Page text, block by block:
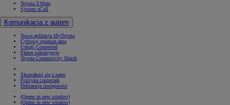
Toyota T-Mate
System eCall
Komunikacja z autem
Nowa aplikacja MyToyota
Cyfrowy opiekun auta
Usługi Connected
Płatne subskrypcje
Toyota Connectivity Match
Skontaktuj się z nami
Polityka ciasteczek
Deklaracja dostępności
(Opens in new window)
(Opens in new window)